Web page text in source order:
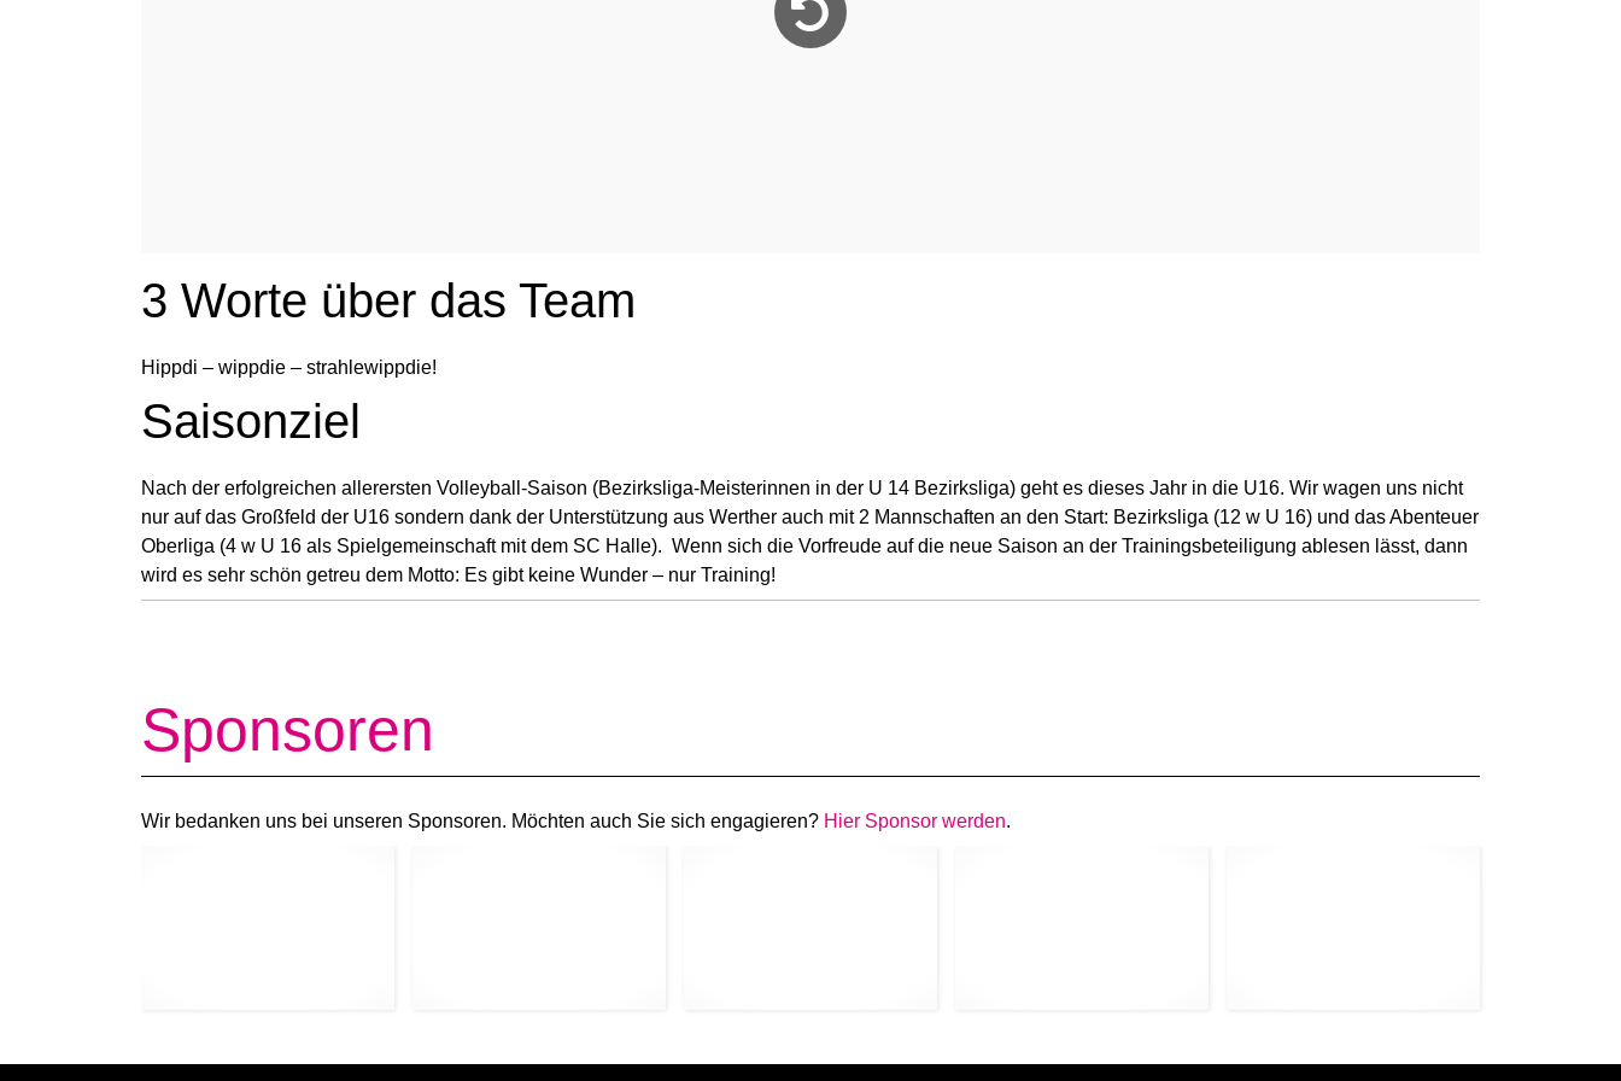
3 Worte über das Team
Hippdi – wippdie – strahlewippdie!
Saisonziel
Nach der erfolgreichen allerersten Volleyball-Saison (Bezirksliga-Meisterinnen in der U 14 Bezirksliga) geht es dieses Jahr in die U16. Wir wagen uns nicht
nur auf das Großfeld der U16 sondern dank der Unterstützung aus Werther auch mit 2 Mannschaften an den Start: Bezirksliga (12 w U 16) und das Abenteuer
Oberliga (4 w U 16 als Spielgemeinschaft mit dem SC Halle). Wenn sich die Vorfreude auf die neue Saison an der Trainingsbeteiligung ablesen lässt, dann
wird es sehr schön getreu dem Motto: Es gibt keine Wunder – nur Training!
Sponsoren
Wir bedanken uns bei unseren Sponsoren. Möchten auch Sie sich engagieren? Hier Sponsor werden.